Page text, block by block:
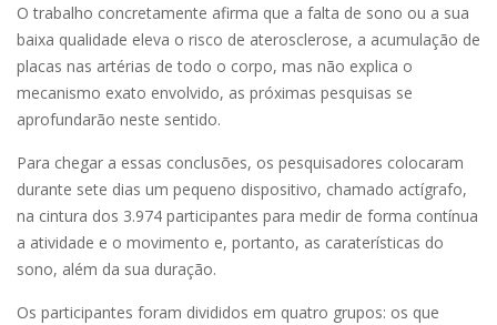
O trabalho concretamente afirma que a falta de sono ou a sua
baixa qualidade eleva o risco de aterosclerose, a acumulação de
placas nas artérias de todo o corpo, mas não explica o
mecanismo exato envolvido, as próximas pesquisas se
aprofundarão neste sentido.
Para chegar a essas conclusões, os pesquisadores colocaram
durante sete dias um pequeno dispositivo, chamado actígrafo,
na cintura dos 3.974 participantes para medir de forma contínua
a atividade e o movimento e, portanto, as caraterísticas do
sono, além da sua duração.
Os participantes foram divididos em quatro grupos: os que